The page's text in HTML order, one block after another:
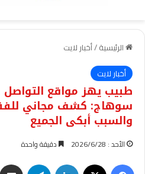
الرئيسية/أخبار لايت
أخبار لايت
طبيب يهز مواقع
سوهاج: كشف مجاني
والسبب أبكى الجميع
الأحد : 2026/6/28 دقيقة واحدة
فيسبوك لينكدإن تيلقرام